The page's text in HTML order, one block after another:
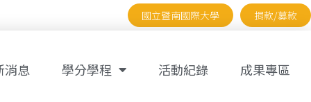
國立暨南國際大學 捐款/募款
消息 學分學程 活動紀錄 成果專區